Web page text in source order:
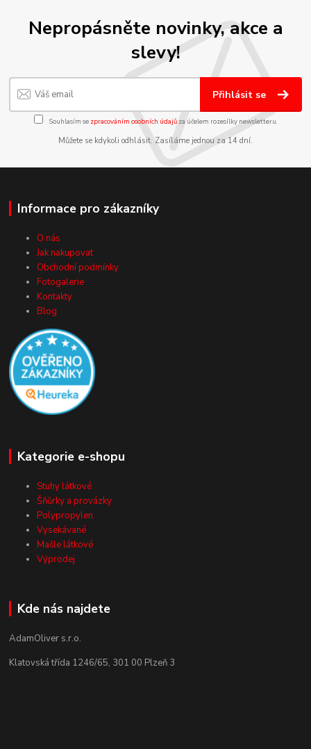
Nepropásněte novinky, akce a
slevy!
Přihlásit se
Souhlasím se zpracováním osobních údajůza účelem rozesílky newsletteru.
Můžete se kdykoli odhlásit. Zasíláme jednou za 14 dní.
Informace pro zákazníky
O nás
Jak nakupovat
Obchodní podmínky
Fotogalerie
Kontakty
Blog
Kategorie e-shopu
Stuhy látkové
Šňůrky a provázky
Polypropylen
Vysekávané
Mašle látkové
Výprodej
Kde nás najdete
AdamOliver s.r.o.
Klatovská třída 1246/65, 301 00 Plzeň 3